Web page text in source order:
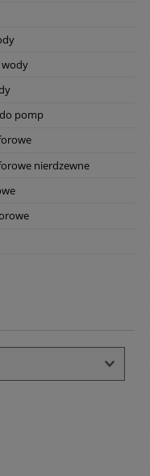
wody
pomp
nierdzewne